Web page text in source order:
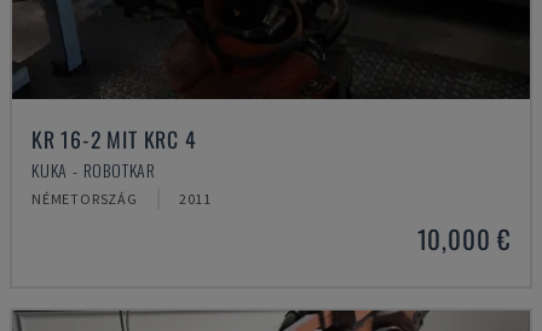
KR 16-2 MIT KRC 4
KUKA - ROBOTKAR
NÉMETORSZÁG 2011
10,000 €